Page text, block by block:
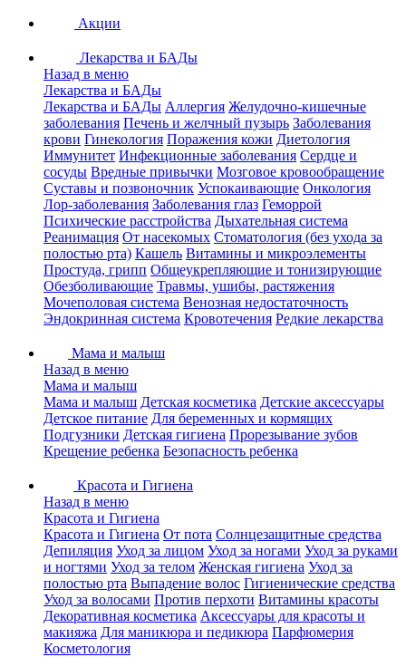
Акции
Лекарства и БАДы
Назад в меню
Лекарства и БАДы
Лекарства и БАДы Аллергия Желудочно-кишечные
заболевания Печень и желчный пузырь Заболевания
крови Гинекология Поражения кожи Диетология
Иммунитет Инфекционные заболевания Сердце и
сосуды Вредные привычки Мозговое кровообращение
Суставы и позвоночник Успокаивающие Онкология
Лор-заболевания Заболевания глаз Геморрой
Психические расстройства Дыхательная система
Реанимация От насекомых Стоматология (без ухода за
полостью рта) Кашель Витамины и микроэлементы
Простуда, грипп Общеукрепляющие и тонизирующие
Обезболивающие Травмы, ушибы, растяжения
Мочеполовая система Венозная недостаточность
Эндокринная система Кровотечения Редкие лекарства
Мама и малыш
Назад в меню
Мама и малыш
Мама и малыш Детская косметика Детские аксессуары
Детское питание Для беременных и кормящих
Подгузники Детская гигиена Прорезывание зубов
Крещение ребенка Безопасность ребенка
Красота и Гигиена
Назад в меню
Красота и Гигиена
Красота и Гигиена От пота Солнцезащитные средства
Депиляция Уход за лицом Уход за ногами Уход за руками
и ногтями Уход за телом Женская гигиена Уход за
полостью рта Выпадение волос Гигиенические средства
Уход за волосами Против перхоти Витамины красоты
Декоративная косметика Аксессуары для красоты и
макияжа Для маникюра и педикюра Парфюмерия
Косметология